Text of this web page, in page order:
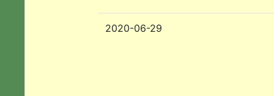
2020-06-29